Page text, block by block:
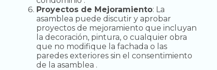
Proyectos de Mejoramiento: La
asamblea puede discutir y aprobar
proyectos de mejoramiento que incluyan
la decoración, pintura, o cualquier obra
que no modifique la fachada o las
paredes exteriores sin el consentimiento
de la asamblea .